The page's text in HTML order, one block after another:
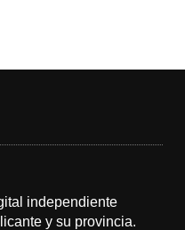
independiente
y su provincia.